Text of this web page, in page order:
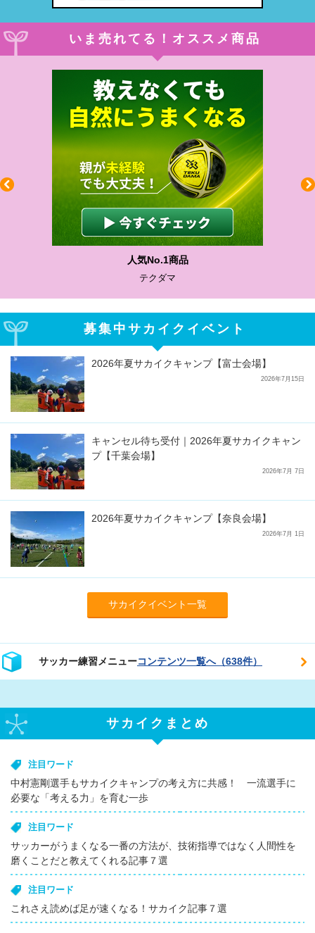
いま売れてる！オススメ商品
わかりやすい質問に沿って書ける
サカイクサッカーノート
募集中サカイクイベント
2026年夏サカイクキャンプ【富士会場】
2026年7月15日
キャンセル待ち受付｜2026年夏サカイクキャン
プ【千葉会場】
2026年7月 7日
2026年夏サカイクキャンプ【奈良会場】
2026年7月 1日
サカイクイベント一覧
サッカー練習メニューコンテンツ一覧へ（638件）
サカイクまとめ
注目ワード
中村憲剛選手もサカイクキャンプの考え方に共感！ 一流選手に
必要な「考える力」を育む一歩
注目ワード
サッカーがうまくなる一番の方法が、技術指導ではなく人間性を
磨くことだと教えてくれる記事７選
注目ワード
これさえ読めば足が速くなる！サカイク記事７選